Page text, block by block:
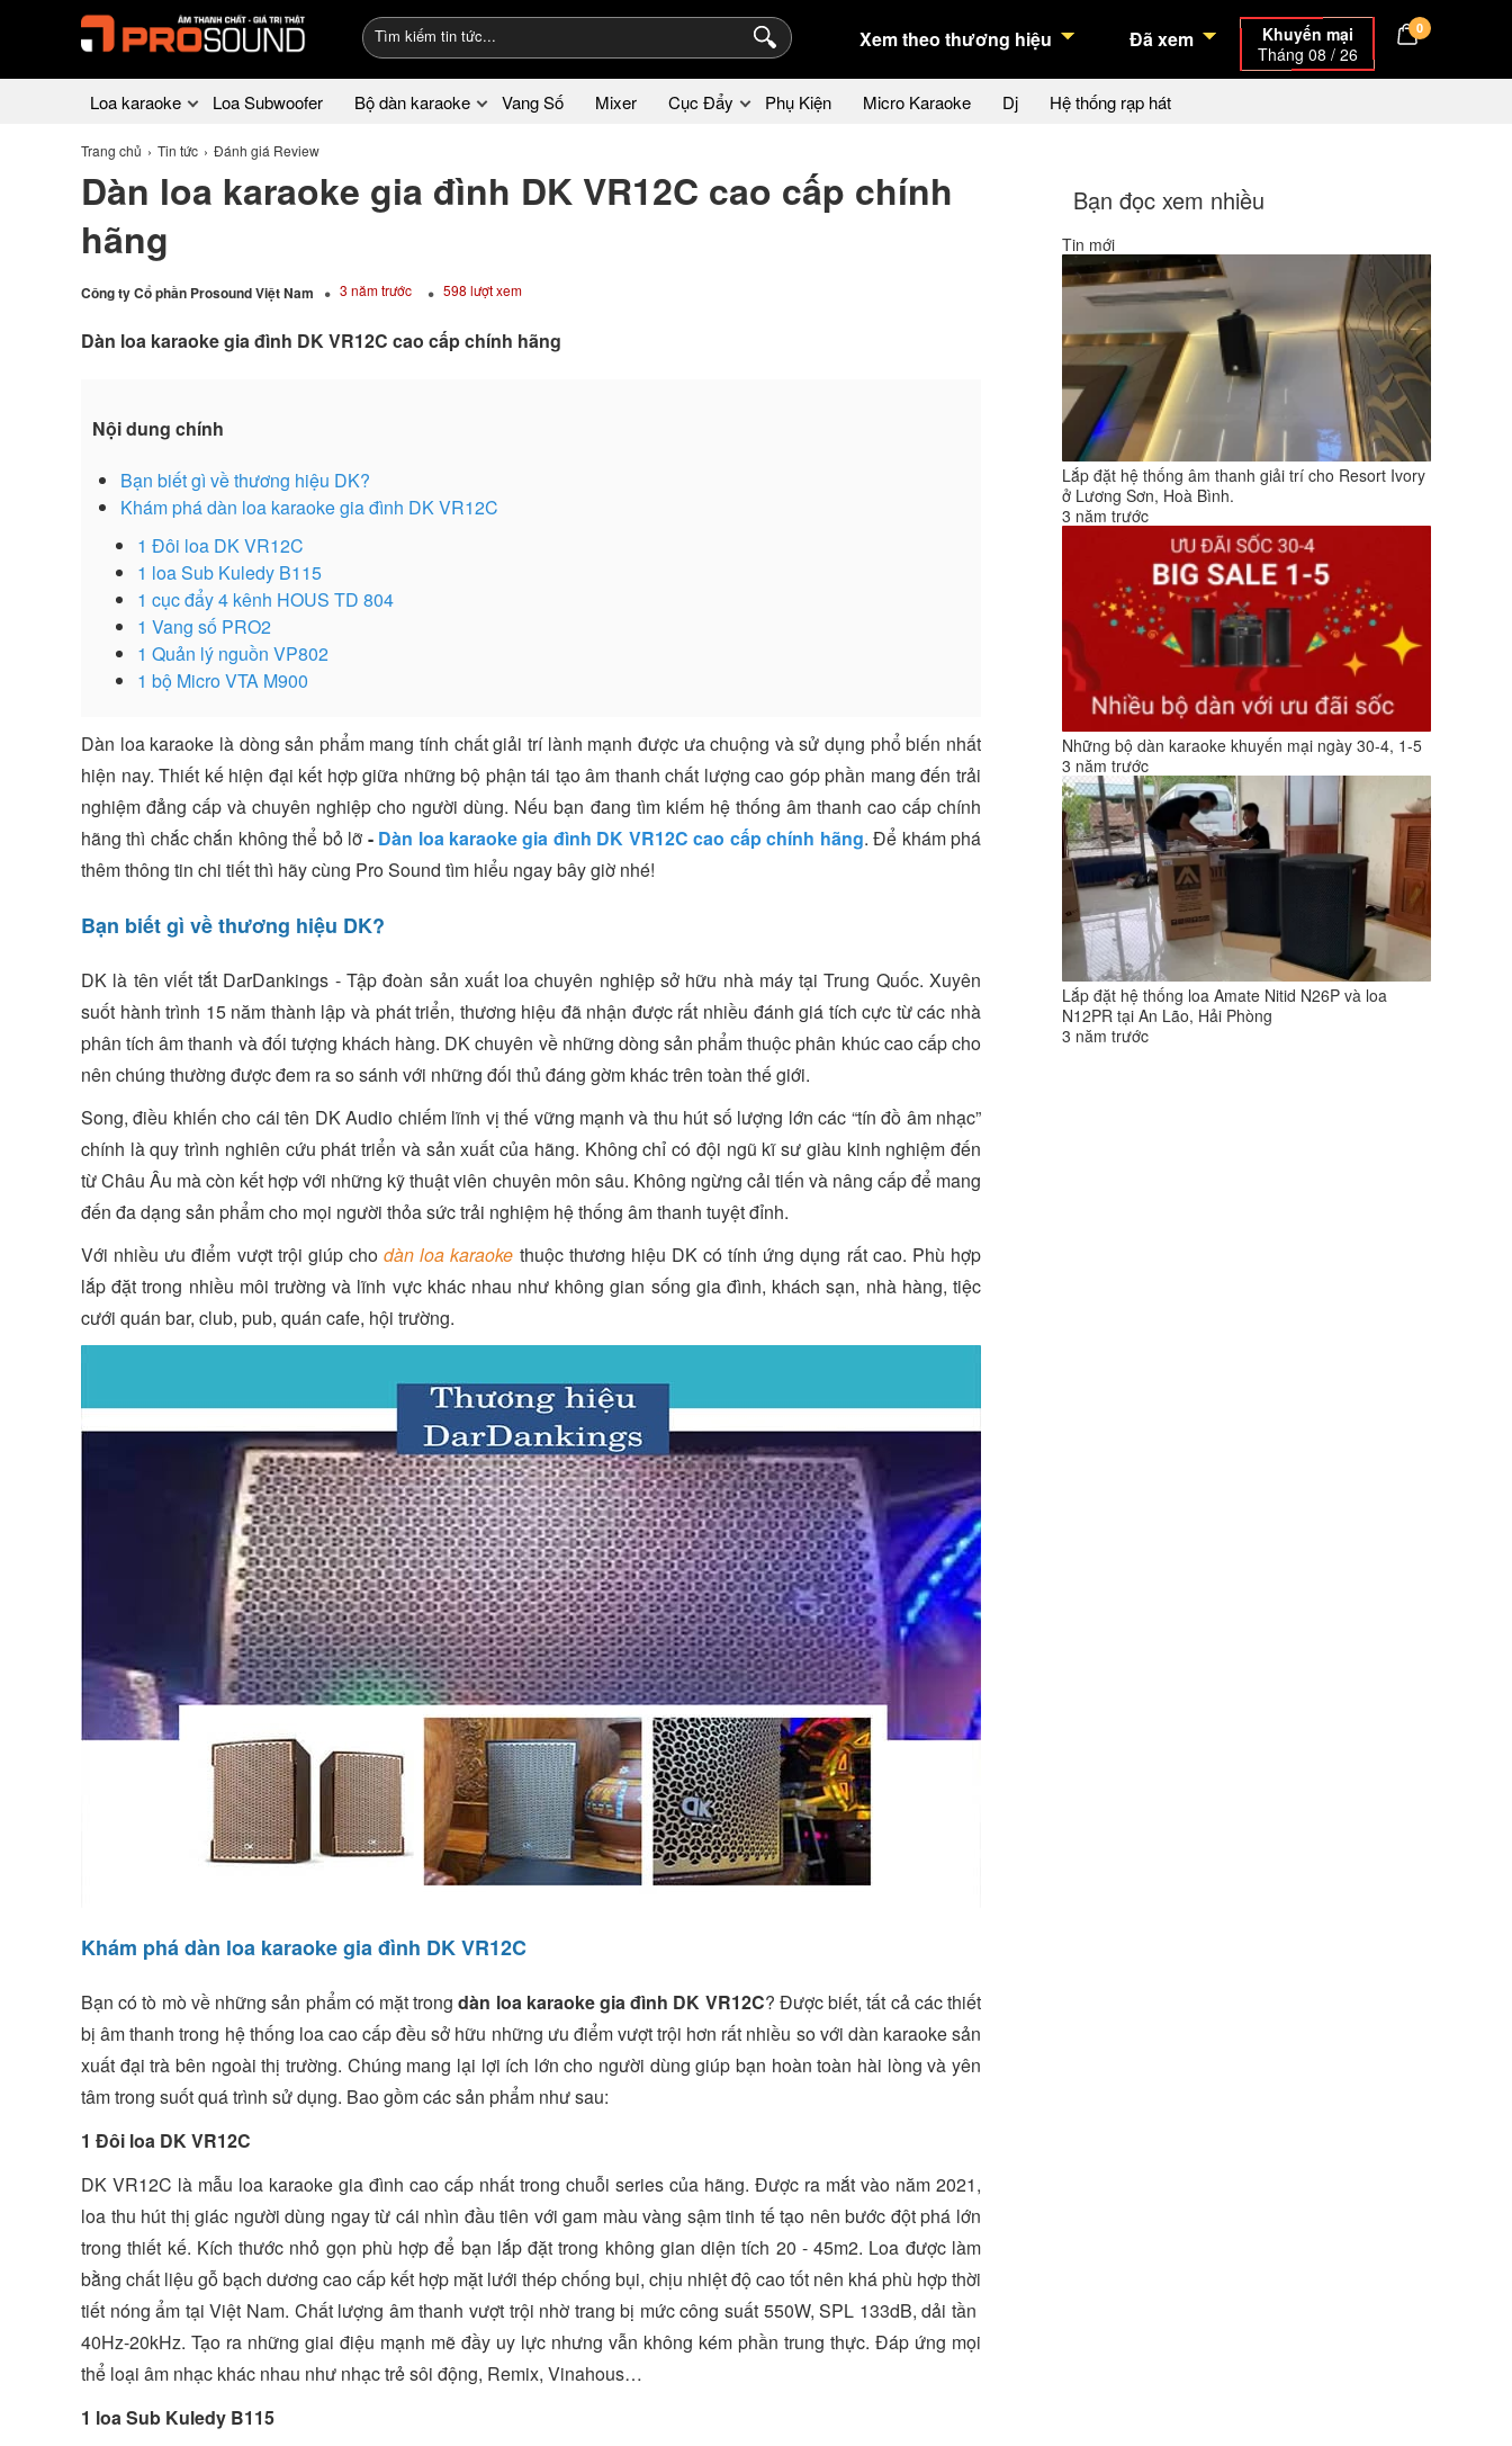
Xem theo thương hiệu Đã xem
Khuyến mại
Tháng 08 / 26
0
Loa karaoke Loa Subwoofer Bộ dàn karaoke Vang Số Mixer Cục Đẩy Phụ Kiện Micro Karaoke Dj Hệ thống rạp hát
Trang chủ Tin tức Đánh giá Review
Dàn loa karaoke gia đình DK VR12C cao cấp chính
hãng
Công ty Cổ phần Prosound Việt Nam 3 năm trước 598 lượt xem
Dàn loa karaoke gia đình DK VR12C cao cấp chính hãng
Nội dung chính
Bạn biết gì về thương hiệu DK?
Khám phá dàn loa karaoke gia đình DK VR12C
1 Đôi loa DK VR12C
1 loa Sub Kuledy B115
1 cục đẩy 4 kênh HOUS TD 804
1 Vang số PRO2
1 Quản lý nguồn VP802
1 bộ Micro VTA M900
Dàn loa karaoke là dòng sản phẩm mang tính chất giải trí lành mạnh được ưa chuộng và sử dụng phổ biến nhất
hiện nay. Thiết kế hiện đại kết hợp giữa những bộ phận tái tạo âm thanh chất lượng cao góp phần mang đến trải
nghiệm đẳng cấp và chuyên nghiệp cho người dùng. Nếu bạn đang tìm kiếm hệ thống âm thanh cao cấp chính
hãng thì chắc chắn không thể bỏ lỡ - Dàn loa karaoke gia đình DK VR12C cao cấp chính hãng. Để khám phá
thêm thông tin chi tiết thì hãy cùng Pro Sound tìm hiểu ngay bây giờ nhé!
Bạn biết gì về thương hiệu DK?
DK là tên viết tắt DarDankings - Tập đoàn sản xuất loa chuyên nghiệp sở hữu nhà máy tại Trung Quốc. Xuyên
suốt hành trình 15 năm thành lập và phát triển, thương hiệu đã nhận được rất nhiều đánh giá tích cực từ các nhà
phân tích âm thanh và đối tượng khách hàng. DK chuyên về những dòng sản phẩm thuộc phân khúc cao cấp cho
nên chúng thường được đem ra so sánh với những đối thủ đáng gờm khác trên toàn thế giới.
Song, điều khiến cho cái tên DK Audio chiếm lĩnh vị thế vững mạnh và thu hút số lượng lớn các “tín đồ âm nhạc”
chính là quy trình nghiên cứu phát triển và sản xuất của hãng. Không chỉ có đội ngũ kĩ sư giàu kinh nghiệm đến
từ Châu Âu mà còn kết hợp với những kỹ thuật viên chuyên môn sâu. Không ngừng cải tiến và nâng cấp để mang
đến đa dạng sản phẩm cho mọi người thỏa sức trải nghiệm hệ thống âm thanh tuyệt đỉnh.
Với nhiều ưu điểm vượt trội giúp chodàn loa karaoke thuộc thương hiệu DK có tính ứng dụng rất cao. Phù hợp
lắp đặt trong nhiều môi trường và lĩnh vực khác nhau như không gian sống gia đình, khách sạn, nhà hàng, tiệc
cưới quán bar, club, pub, quán cafe, hội trường.
Khám phá dàn loa karaoke gia đình DK VR12C
Bạn có tò mò về những sản phẩm có mặt trongdàn loa karaoke gia đình DK VR12C? Được biết, tất cả các thiết
bị âm thanh trong hệ thống loa cao cấp đều sở hữu những ưu điểm vượt trội hơn rất nhiều so với dàn karaoke sản
xuất đại trà bên ngoài thị trường. Chúng mang lại lợi ích lớn cho người dùng giúp bạn hoàn toàn hài lòng và yên
tâm trong suốt quá trình sử dụng. Bao gồm các sản phẩm như sau:
1 Đôi loa DK VR12C
DK VR12C là mẫu loa karaoke gia đình cao cấp nhất trong chuỗi series của hãng. Được ra mắt vào năm 2021,
loa thu hút thị giác người dùng ngay từ cái nhìn đầu tiên với gam màu vàng sậm tinh tế tạo nên bước đột phá lớn
trong thiết kế. Kích thước nhỏ gọn phù hợp để bạn lắp đặt trong không gian diện tích 20 - 45m2. Loa được làm
bằng chất liệu gỗ bạch dương cao cấp kết hợp mặt lưới thép chống bụi, chịu nhiệt độ cao tốt nên khá phù hợp thời
tiết nóng ẩm tại Việt Nam. Chất lượng âm thanh vượt trội nhờ trang bị mức công suất 550W, SPL 133dB, dải tần
40Hz-20kHz. Tạo ra những giai điệu mạnh mẽ đầy uy lực nhưng vẫn không kém phần trung thực. Đáp ứng mọi
thể loại âm nhạc khác nhau như nhạc trẻ sôi động, Remix, Vinahous…
1 loa Sub Kuledy B115
Bạn đọc xem nhiều
Tin mới
Lắp đặt hệ thống âm thanh giải trí cho Resort Ivory
ở Lương Sơn, Hoà Bình.
3 năm trước
Những bộ dàn karaoke khuyến mại ngày 30-4, 1-5
3 năm trước
Lắp đặt hệ thống loa Amate Nitid N26P và loa
N12PR tại An Lão, Hải Phòng
3 năm trước